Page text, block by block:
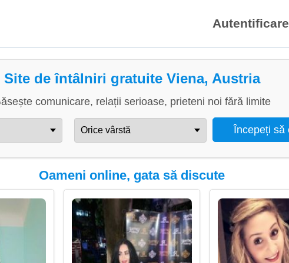
Autentificare
Site de întâlniri gratuite Viena, Austria
comunicare, relații serioase, prieteni noi fără limite
Oameni online, gata să discute